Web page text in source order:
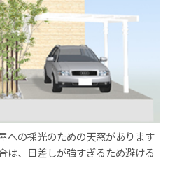
への採光のための天窓があります
は、日差しが強すぎるため避ける